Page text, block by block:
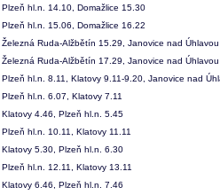
Plzeň hl.n. 14.10, Domažlice 15.30
Plzeň hl.n. 15.06, Domažlice 16.22
Železná Ruda-Alžbětín 15.29, Janovice nad
Železná Ruda-Alžbětín 17.29, Janovice nad
Plzeň hl.n. 8.11, Klatovy 9.11-9.20, Janovice nad
Plzeň hl.n. 6.07, Klatovy 7.11
Klatovy 4.46, Plzeň hl.n. 5.45
Plzeň hl.n. 10.11, Klatovy 11.11
Klatovy 5.30, Plzeň hl.n. 6.30
Plzeň hl.n. 12.11, Klatovy 13.11
Klatovy 6.46, Plzeň hl.n. 7.46